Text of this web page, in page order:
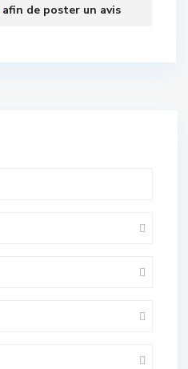
afin de poster un avis